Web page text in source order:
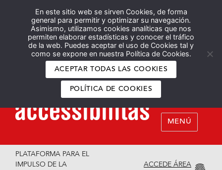
En este sitio web se sirven Cookies, de forma
general para permitir y optimizar su navegación.
Asimismo, utilizamos cookies analíticas que nos
permiten elaborar estadísticas y conocer el tráfico
de la web. Puedes aceptar el uso de Cookies tal y
como se expone en nuestra Política de Cookies.
ACEPTAR TODAS LAS COOKIES
POLÍTICA DE COOKIES
Español English
MENÚ
PLATAFORMA PARA EL
IMPULSO DE LA
ACCEDE ÁREA